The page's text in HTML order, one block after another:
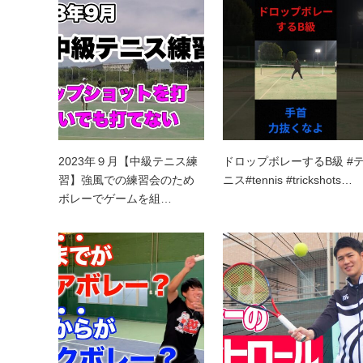
2023年９月【中級テニス練
習】強風での練習会のため
ボレーでゲームを組…
ドロップボレーするB級 #
ニス#tennis #trickshots…